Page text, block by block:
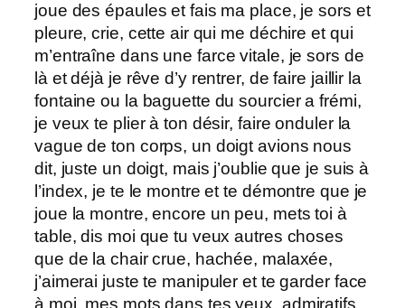
joue des épaules et fais ma place, je sors et
pleure, crie, cette air qui me déchire et qui
m’entraîne dans une farce vitale, je sors de
là et déjà je rêve d’y rentrer, de faire jaillir la
fontaine ou la baguette du sourcier a frémi,
je veux te plier à ton désir, faire onduler la
vague de ton corps, un doigt avions nous
dit, juste un doigt, mais j’oublie que je suis à
l’index, je te le montre et te démontre que je
joue la montre, encore un peu, mets toi à
table, dis moi que tu veux autres choses
que de la chair crue, hachée, malaxée,
j’aimerai juste te manipuler et te garder face